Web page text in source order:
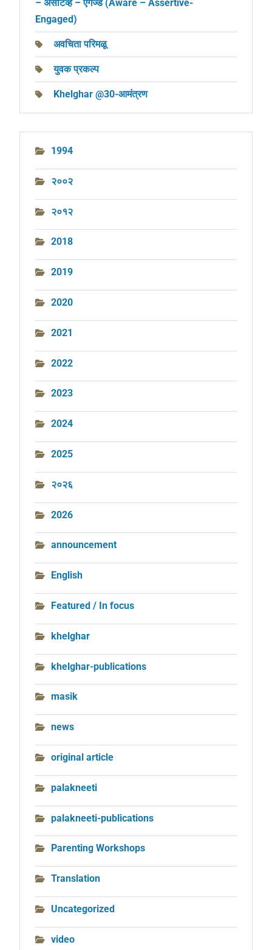
– अ‍ॅसर्टिव्ह – एंगेज्ड (Aware – Assertive-
Engaged)
अवचिता परिमळू
युवक प्रकल्प
Khelghar @30-आमंत्रण
1994
२००२
२०१२
2018
2019
2020
2021
2022
2023
2024
2025
२०२६
2026
announcement
English
Featured / In focus
khelghar
khelghar-publications
masik
news
original article
palakneeti
palakneeti-publications
Parenting Workshops
Translation
Uncategorized
video